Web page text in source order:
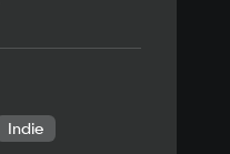
Indie